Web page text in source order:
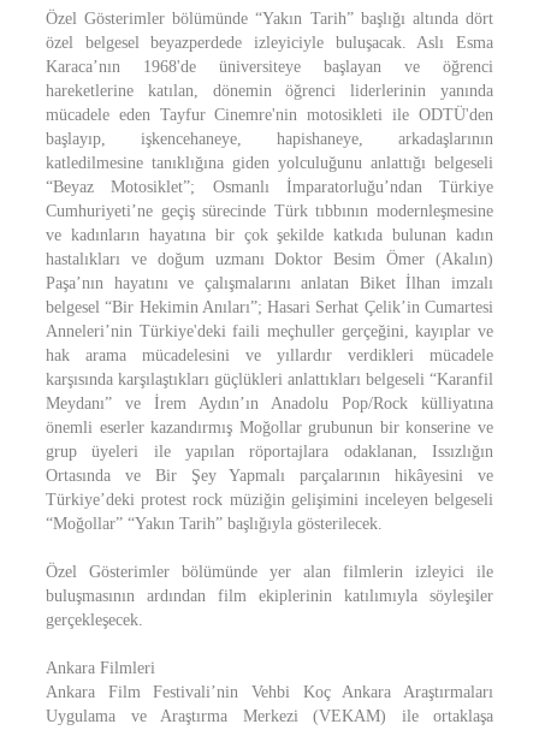
Özel Gösterimler bölümünde “Yakın Tarih” başlığı altında dört
özel belgesel beyazperdede izleyiciyle buluşacak. Aslı Esma
Karaca’nın 1968'de üniversiteye başlayan ve öğrenci
hareketlerine katılan, dönemin öğrenci liderlerinin yanında
mücadele eden Tayfur Cinemre'nin motosikleti ile ODTÜ'den
başlayıp, işkencehaneye, hapishaneye, arkadaşlarının
katledilmesine tanıklığına giden yolculuğunu anlattığı belgeseli
“Beyaz Motosiklet”; Osmanlı İmparatorluğu’ndan Türkiye
Cumhuriyeti’ne geçiş sürecinde Türk tıbbının modernleşmesine
ve kadınların hayatına bir çok şekilde katkıda bulunan kadın
hastalıkları ve doğum uzmanı Doktor Besim Ömer (Akalın)
Paşa’nın hayatını ve çalışmalarını anlatan Biket İlhan imzalı
belgesel “Bir Hekimin Anıları”; Hasari Serhat Çelik’in Cumartesi
Anneleri’nin Türkiye'deki faili meçhuller gerçeğini, kayıplar ve
hak arama mücadelesini ve yıllardır verdikleri mücadele
karşısında karşılaştıkları güçlükleri anlattıkları belgeseli “Karanfil
Meydanı” ve İrem Aydın’ın Anadolu Pop/Rock külliyatına
önemli eserler kazandırmış Moğollar grubunun bir konserine ve
grup üyeleri ile yapılan röportajlara odaklanan, Issızlığın
Ortasında ve Bir Şey Yapmalı parçalarının hikâyesini ve
Türkiye’deki protest rock müziğin gelişimini inceleyen belgeseli
“Moğollar” “Yakın Tarih” başlığıyla gösterilecek.
Özel Gösterimler bölümünde yer alan filmlerin izleyici ile
buluşmasının ardından film ekiplerinin katılımıyla söyleşiler
gerçekleşecek.
Ankara Filmleri
Ankara Film Festivali’nin Vehbi Koç Ankara Araştırmaları
Uygulama ve Araştırma Merkezi (VEKAM) ile ortaklaşa